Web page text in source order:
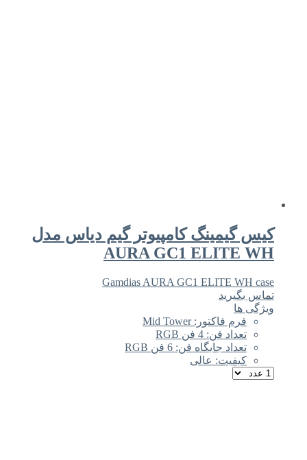
کیس گیمینگ کامپیوتر گیم دیاس مدل
AURA GC1 ELITE WH
Gamdias AURA GC1 ELITE WH case
تماس بگیرید
ویژگی ها
فرم فاکتور: Mid Tower
تعداد فن: 4 فن RGB
تعداد جایگاه فن: 6 فن RGB
کیفیت: عالی